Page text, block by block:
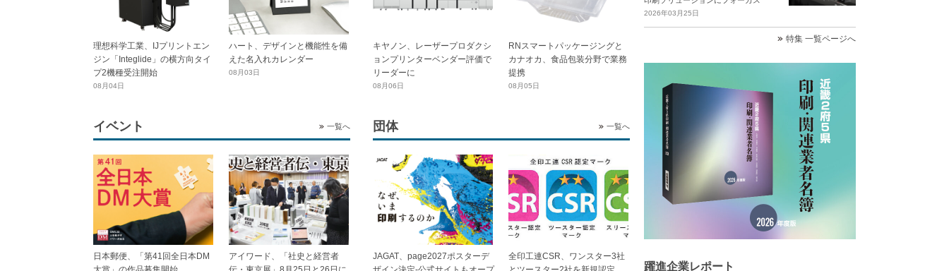
理想科学工業、IJプリントエン
ジン「Integlide」の横方向タイ
プ2機種受注開始
08月04日
ハート、デザインと機能性を備
えた名入れカレンダー
08月03日
キヤノン、レーザープロダクシ
ョンプリンターベンダー評価で
リーダーに
08月06日
RNスマートパッケージングと
カナオカ、食品包装分野で業務
提携
08月05日
イベント 一覧へ
日本郵便、「第41回全日本DM
アイワード、「社史と経営者
団体 一覧へ
JAGAT、page2027ポスターデ
全印工連CSR、ワンスター3社
2026年03月25日
特集 一覧ページへ
躍進企業レポート